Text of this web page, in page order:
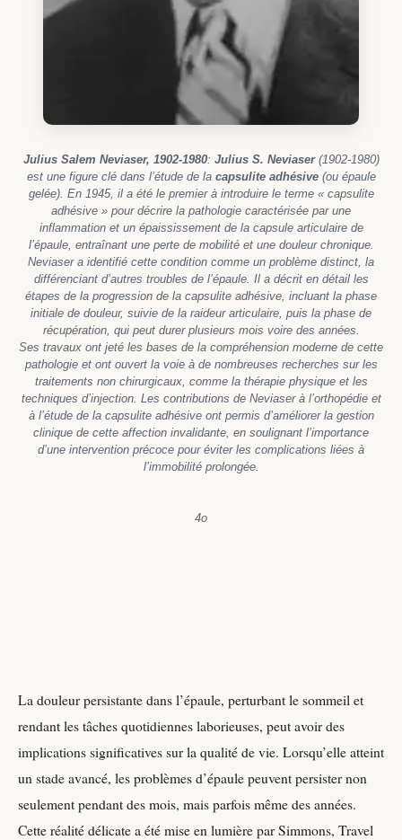
Julius Salem Neviaser, 1902-1980: Julius S. Neviaser(1902-1980)
est une figure clé dans l’étude de la capsulite adhésive(ou épaule
gelée). En 1945, il a été le premier à introduire le terme « capsulite
adhésive » pour décrire la pathologie caractérisée par une
inflammation et un épaississement de la capsule articulaire de
l’épaule, entraînant une perte de mobilité et une douleur chronique.
Neviaser a identifié cette condition comme un problème distinct, la
différenciant d’autres troubles de l’épaule. Il a décrit en détail les
étapes de la progression de la capsulite adhésive, incluant la phase
initiale de douleur, suivie de la raideur articulaire, puis la phase de
récupération, qui peut durer plusieurs mois voire des années.
Ses travaux ont jeté les bases de la compréhension moderne de cette
pathologie et ont ouvert la voie à de nombreuses recherches sur les
traitements non chirurgicaux, comme la thérapie physique et les
techniques d’injection. Les contributions de Neviaser à l’orthopédie et
à l’étude de la capsulite adhésive ont permis d’améliorer la gestion
clinique de cette affection invalidante, en soulignant l’importance
d’une intervention précoce pour éviter les complications liées à
l’immobilité prolongée.
4o
La douleur persistante dans l’épaule, perturbant le sommeil et
rendant les tâches quotidiennes laborieuses, peut avoir des
implications significatives sur la qualité de vie. Lorsqu’elle atteint
un stade avancé, les problèmes d’épaule peuvent persister non
seulement pendant des mois, mais parfois même des années.
Cette réalité délicate a été mise en lumière par Simmons, Travel